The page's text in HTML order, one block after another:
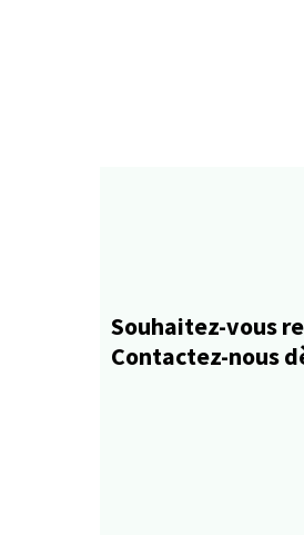
Souhaitez-vous
Contactez-nous